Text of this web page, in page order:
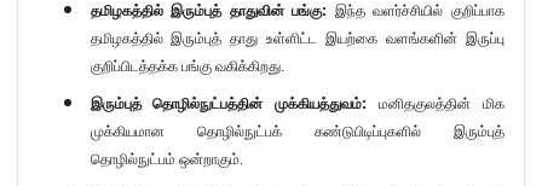
தமிழகத்தில் இரும்புத் தாதுவின் பங்கு: இந்த வளர்ச்சியில் குறிப்பாக
தமிழகத்தில் இரும்புத் தாது உள்ளிட்ட இயற்கை வளங்களின் இருப்பு
குறிப்பிடத்தக்க பங்கு வகிக்கிறது.
இரும்புத் தொழில்நுட்பத்தின் முக்கியத்துவம்: மனிதகுலத்தின் மிக
முக்கியமான தொழில்நுட்பக் கண்டுபிடிப்புகளில் இரும்புத்
தொழில்நுட்பம் ஒன்றாகும்.